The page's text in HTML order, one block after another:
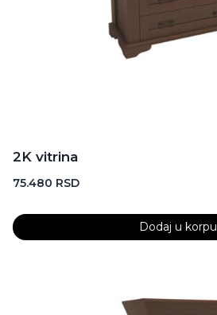
2K vitrina
75.480 RSD
Dodaj u korpu